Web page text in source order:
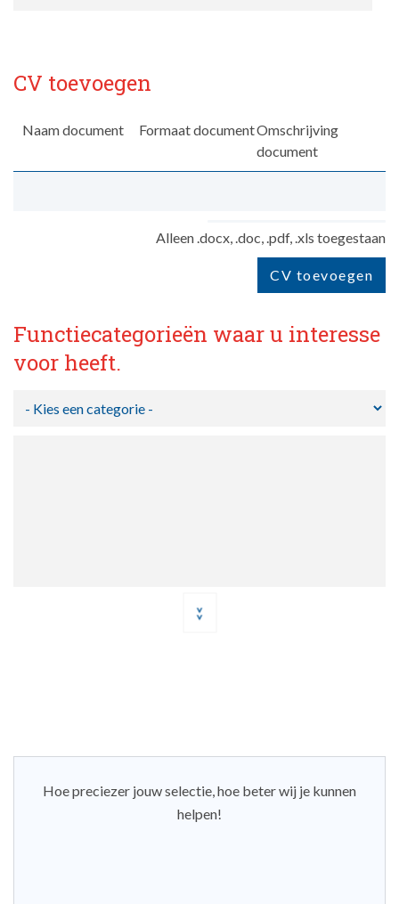
CV toevoegen
Naam document Formaat documentOmschrijving
document
Alleen .docx, .doc, .pdf, .xls toegestaan
CV toevoegen
Functiecategorieën waar u interesse
voor heeft.
Hoe preciezer jouw selectie, hoe beter wij je kunnen
helpen!